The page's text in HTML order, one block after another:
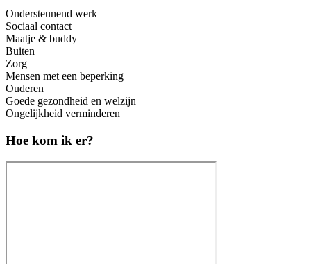
Ondersteunend werk
Sociaal contact
Maatje & buddy
Buiten
Zorg
Mensen met een beperking
Ouderen
Goede gezondheid en welzijn
Ongelijkheid verminderen
Hoe kom ik er?